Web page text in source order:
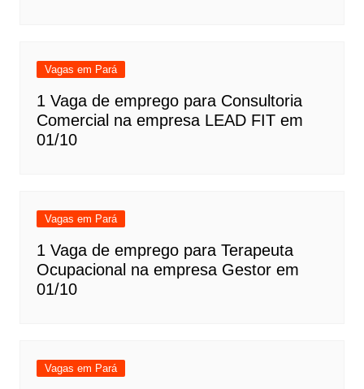
Vagas em Pará
1 Vaga de emprego para Consultoria
Comercial na empresa LEAD FIT em
01/10
Vagas em Pará
1 Vaga de emprego para Terapeuta
Ocupacional na empresa Gestor em
01/10
Vagas em Pará